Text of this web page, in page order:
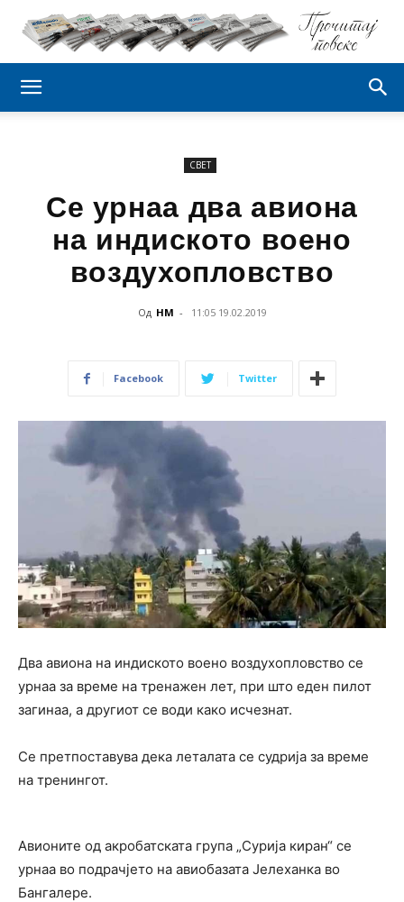
СВЕТ
Се урнаа два авиона
на индиското воено
воздухопловство
Од НМ - 11:05 19.02.2019
Facebook Twitter
Два авиона на индиското воено воздухопловство се
урнаа за време на тренажен лет, при што еден пилот
загинаа, а другиот се води како исчезнат.
Се претпоставува дека леталата се судрија за време
на тренингот.
Авионите од акробатската група „Сурија киран“ се
урнаа во подрачјето на авиобазата Јелеханка во
Бангалере.